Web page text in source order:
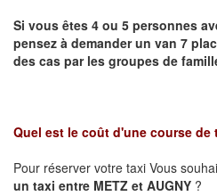
Si vous êtes 4 ou 5 personnes
pensez à demander un van 7
des cas par les groupes de
Quel est le coût d'une course de
Pour réserver votre taxi Vous
un taxi entre METZ et AUGNY ?